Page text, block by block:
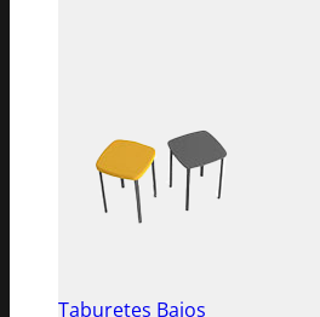
Taburetes Bajos